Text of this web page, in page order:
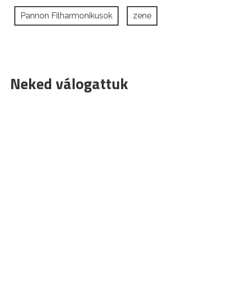
Pannon Filharmonikusok zene
Neked válogattuk